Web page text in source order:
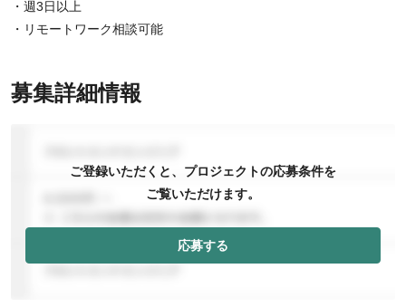
・週3日以上
・リモートワーク相談可能
募集詳細情報
ご登録いただくと、プロジェクトの応募条件を
ご覧いただけます。
応募する